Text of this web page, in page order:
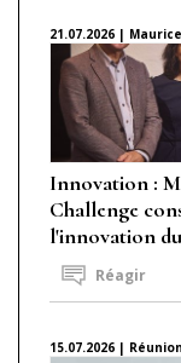
21.07.2026 | Maurice
Innovation :
Challenge
l'innovation
Réagir
15.07.2026 | Réunion